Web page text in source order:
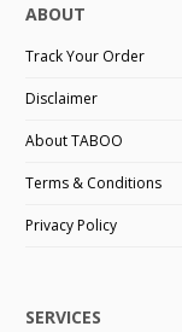
ABOUT
Track Your Order
Disclaimer
About TABOO
Terms & Conditions
Privacy Policy
SERVICES